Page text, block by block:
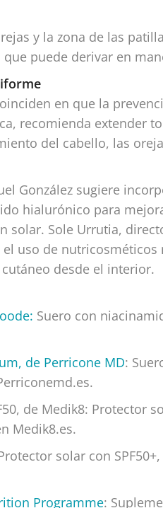
y la zona de las
puede derivar en
en que la
recomienda extender
del cabello, las
González sugiere
hialurónico para
solar. Sole Urrutia,
uso de nutricosméticos
desde el interior.
Suero con
de Perricone MD:
de Medik8: Protector
Medik8.es.
solar con
Programme: